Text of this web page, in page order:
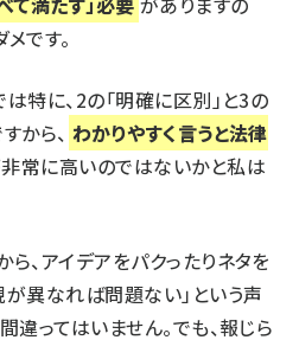
です。
特に、2の「明確に区別」と3の
から、 わかりやすく言うと法律
常に高いのではないかと私は
、アイデアをパクったりネタを
異なれば問題ない」という声
違ってはいません。でも、報じら